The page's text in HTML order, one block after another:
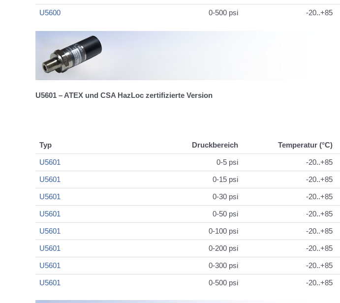
U5600 0-500 psi -20..+85
U5601 – ATEX und CSA HazLoc zertifizierte Version
Typ Druckbereich Temperatur (°C)
U5601 0-5 psi -20..+85
U5601 0-15 psi -20..+85
U5601 0-30 psi -20..+85
U5601 0-50 psi -20..+85
U5601 0-100 psi -20..+85
U5601 0-200 psi -20..+85
U5601 0-300 psi -20..+85
U5601 0-500 psi -20..+85